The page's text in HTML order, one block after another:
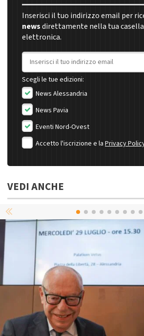
Inserisci il tuo indirizzo email per
newsdirettamente nella tua
elettronica.
Indirizzo email
Scegli le tue edizioni:
News Alessandria
News Pavia
Eventi Nord-Ovest
Accetto l'iscrizione e la Privacy
VEDI ANCHE